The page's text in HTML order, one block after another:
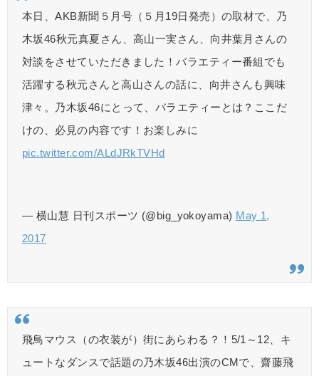
本日、AKB新聞５月号（５月19日発売）の取材で、乃
木坂46秋元真夏さん、高山一実さん、向井葉月さんの
対談をさせていただきました！バラエティー番組でも
活躍する秋元さんと高山さんの話に、向井さんも興味
津々。乃木坂46にとって、バラエティーとは？ここだ
けの、必見の内容です！お楽しみに
pic.twitter.com/ALdJRkTVHd
— 横山慧 日刊スポーツ (@big_yokoyama) May 1,
2017
飛鳥マウス（の衣装が）街にあらわる？！5/1～12、キ
ュートなダンスで話題の乃木坂46出演のCMで、齋藤飛